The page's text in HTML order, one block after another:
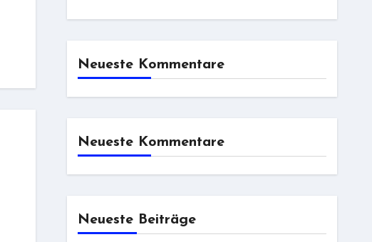
Neueste Kommentare
Neueste Kommentare
Neueste Beiträge